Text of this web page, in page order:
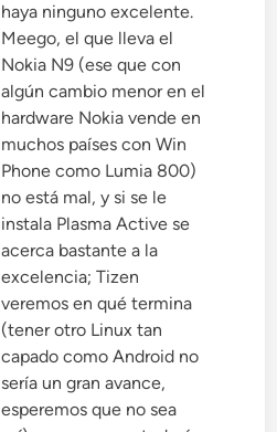
haya ninguno excelente.
Meego, el que lleva el
Nokia N9 (ese que con
algún cambio menor en el
hardware Nokia vende en
muchos países con Win
Phone como Lumia 800)
no está mal, y si se le
instala Plasma Active se
acerca bastante a la
excelencia; Tizen
veremos en qué termina
(tener otro Linux tan
capado como Android no
sería un gran avance,
esperemos que no sea